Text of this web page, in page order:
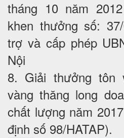
tháng 10 năm
khen thưởng số:
trợ và cấp phép
Nội
8. Giải thưởng tôn
vàng thăng long
chất lượng năm
định số 98/HATAP).